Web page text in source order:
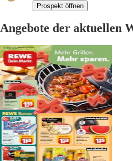
Prospekt öffnen
Angebote der aktuellen